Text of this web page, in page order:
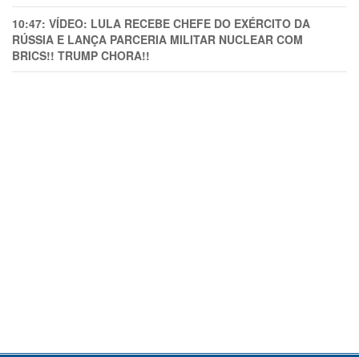
10:47: VÍDEO: LULA RECEBE CHEFE DO EXÉRCITO DA
RÚSSIA E LANÇA PARCERIA MILITAR NUCLEAR COM
BRICS!! TRUMP CHORA!!